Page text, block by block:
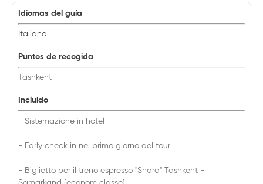
Idiomas del guía
Italiano
Puntos de recogida
Tashkent
Incluido
- Sistemazione in hotel
- Early check in nel primo giorno del tour
- Biglietto per il treno espresso "Sharq" Tashkent -